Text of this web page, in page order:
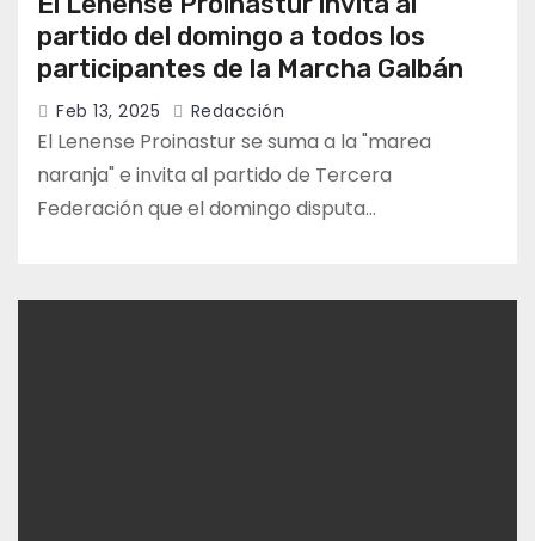
partido del domingo a todos los
participantes de la Marcha Galbán
Feb 13, 2025 Redacción
El Lenense Proinastur se suma a la "marea
naranja" e invita al partido de Tercera
Federación que el domingo disputa…